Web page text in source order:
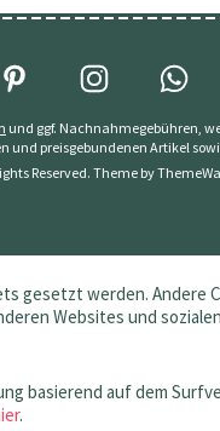
und ggf. Nachnahmegebühren,
und preisgebundenen Artikel
Reserved. Theme by
gesetzt werden. Andere
Websites und
basierend auf dem
.